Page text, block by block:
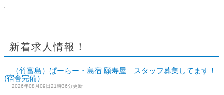
新着求人情報！
（竹富島）ぱーらー・島宿 願寿屋 スタッフ募集してます！
(宿舎完備）
2026年08月09日21時36分更新